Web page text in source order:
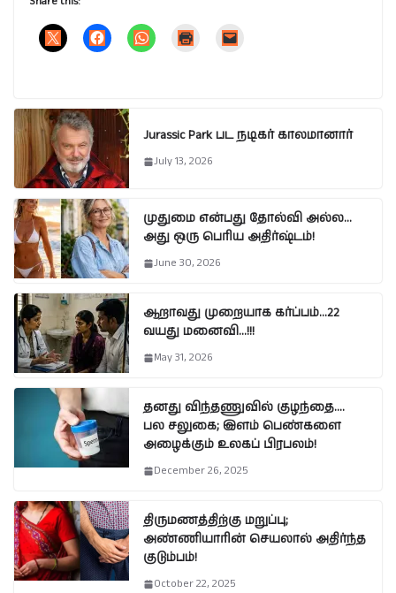
Jurassic Park பட நடிகர் காலமானார்
July 13, 2026
முதுமை என்பது தோல்வி அல்ல…
அது ஒரு பெரிய அதிர்ஷ்டம்!
June 30, 2026
ஆறாவது முறையாக கர்ப்பம்…22
வயது மனைவி…!!!
May 31, 2026
தனது விந்தணுவில் குழந்தை….
பல சலுகை; இளம் பெண்களை
அழைக்கும் உலகப் பிரபலம்!
December 26, 2025
திருமணத்திற்கு மறுப்பு;
அண்ணியாரின் செயலால் அதிர்ந்த
குடும்பம்!
October 22, 2025